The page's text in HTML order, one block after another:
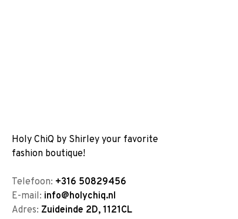
Holy ChiQ by Shirley your favorite
fashion boutique!
Telefoon: +316 50829456
E-mail: info@holychiq.nl
Adres: Zuideinde 2D, 1121CL